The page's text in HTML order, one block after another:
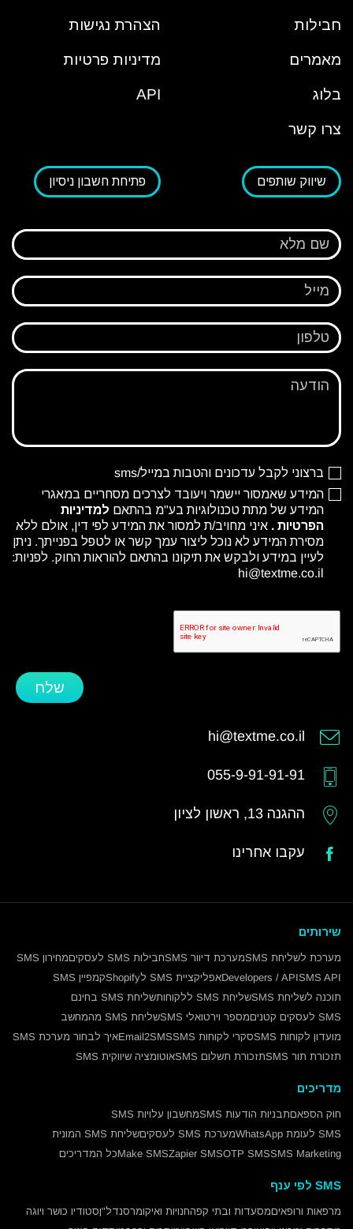
חבילות
מאמרים
בלוג
צרו קשר
הצהרת נגישות
מדיניות פרטיות
API
פתיחת חשבון ניסיון שיווק שותפים
שם מלא
מייל
טלפון
הודעה
ברצוני לקבל עדכונים והטבות במייל/sms
המידע שאמסור יישמר ויעובד לצרכים מסחריים במאגרי
המידע של מתת טכנולוגיות בע"מ בהתאם למדיניות
הפרטיות . איני מחויב/ת למסור את המידע לפי דין, אולם ללא
מסירת המידע לא נוכל ליצור עמך קשר או לטפל בפנייתך. ניתן
לעיין במידע ולבקש את תיקונו בהתאם להוראות החוק. לפניות:
hi@textme.co.il
שלח
hi@textme.co.il
055-9-91-91-91
ההגנה 13, ראשון לציון
עקבו אחרינו
שירותים
מערכת לשליחת SMS מערכת דיוור SMS חבילות SMS לעסקים
מחירון SMS
SMS API
Developers / APIאפליקציית SMS לShopify
קמפיין SMS
תוכנה לשליחת SMS
שליחת SMS ללקוחות
שליחת SMS בחינם
SMS לעסקים קטנים
מספר וירטואלי SMS
שליחת SMS מהמחשב
מועדון לקוחות SMS
סקרי לקוחות SMS Email2SMSאיך לבחור מערכת SMS
תזכורת תור SMS
תזכורת תשלום SMS אוטומציה שיווקית SMS
מדריכים
חוק הספאםתבניות הודעות SMS
מחשבון עלויות SMS
SMS לעומת WhatsApp
מערכת SMS לעסקים
שליחת SMS המונית
SMS Marketing
OTP SMS
Zapier SMS
Make SMSכל המדריכים
SMS לפי ענף
מרפאות ורופאיםמסעדות ובתי קפהחנויות ואיקומרסנדל"ןסטודיו כושר ויוגה